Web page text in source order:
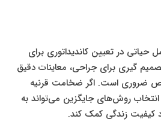
در تعیین کاندیداتوری برای
گیری برای جراحی، معاینات دقیق
ضروری است. اگر ضخامت قرنیه
انتخاب روش‌های جایگزین می‌تواند به
زندگی کمک کند.